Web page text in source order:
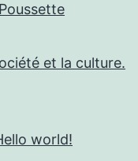
et la culture.
world!